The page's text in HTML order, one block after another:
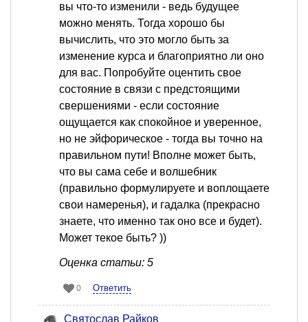
вы что-то изменили - ведь будущее
можно менять. Тогда хорошо бы
вычислить, что это могло быть за
изменение курса и благоприятно ли оно
для вас. Попробуйте оцентить свое
состояние в связи с предстоящими
свершениями - если состояние
ощущается как спокойное и уверенное,
но не эйфорическое - тогда вы точно на
правильном пути! Вполне может быть,
что вы сама себе и волшебник
(правильно формулируете и воплощаете
свои намеренья), и гадалка (прекрасно
знаете, что именно так оно все и будет).
Может текое быть? ))
Оценка статьи: 5
0 Ответить
Святослав Райков